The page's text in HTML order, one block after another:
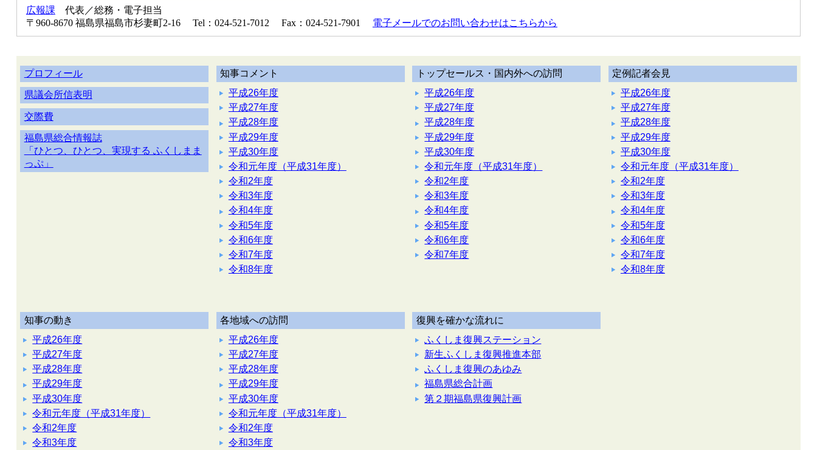
広報課 代表／総務・電子担当
〒960-8670 福島県福島市杉妻町2-16 Tel：024-521-7012 Fax：024-521-7901 電子メールでのお問い合わせはこちらから
プロフィール
県議会所信表明
交際費
福島県総合情報誌
「ひとつ、ひとつ、実現する ふくしまま
っぷ」
知事コメント
平成26年度
平成27年度
平成28年度
平成29年度
平成30年度
令和元年度（平成31年度）
令和2年度
令和3年度
令和4年度
令和5年度
令和6年度
令和7年度
令和8年度
トップセールス・国内外への訪問
平成26年度
平成27年度
平成28年度
平成29年度
平成30年度
令和元年度（平成31年度）
令和2年度
令和3年度
令和4年度
令和5年度
令和6年度
令和7年度
定例記者会見
平成26年度
平成27年度
平成28年度
平成29年度
平成30年度
令和元年度（平成31年度）
令和2年度
令和3年度
令和4年度
令和5年度
令和6年度
令和7年度
令和8年度
知事の動き
平成26年度
平成27年度
平成28年度
平成29年度
平成30年度
令和元年度（平成31年度）
令和2年度
令和3年度
各地域への訪問
平成26年度
平成27年度
平成28年度
平成29年度
平成30年度
令和元年度（平成31年度）
令和2年度
令和3年度
復興を確かな流れに
ふくしま復興ステーション
新生ふくしま復興推進本部
ふくしま復興のあゆみ
福島県総合計画
第２期福島県復興計画